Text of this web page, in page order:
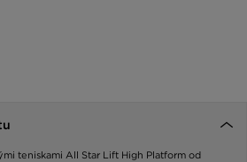
teniskami All Star Lift High Platform od